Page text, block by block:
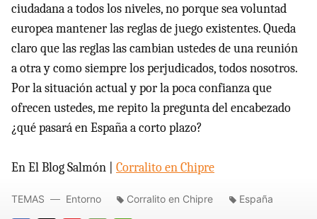
ciudadana a todos los niveles, no porque sea voluntad
europea mantener las reglas de juego existentes. Queda
claro que las reglas las cambian ustedes de una reunión
a otra y como siempre los perjudicados, todos nosotros.
Por la situación actual y por la poca confianza que
ofrecen ustedes, me repito la pregunta del encabezado
¿qué pasará en España a corto plazo?
En El Blog Salmón | Corralito en Chipre
TEMAS Entorno Corralito en Chipre España